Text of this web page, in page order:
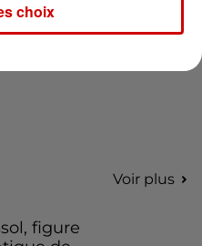
Vacances - Gagnez
en famille au cœur
Voir plus
figure
choix